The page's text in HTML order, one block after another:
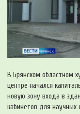
В Брянском областном
центре начался
новую зону входа в
кабинетов для